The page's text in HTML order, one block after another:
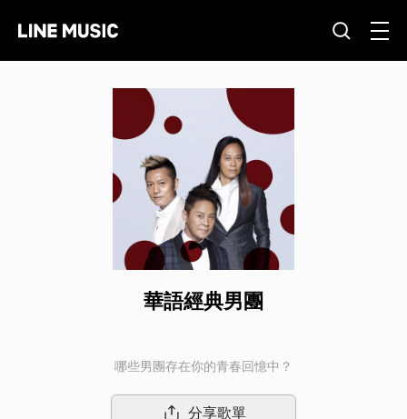
華語經典男團
哪些男團存在你的青春回憶中？
分享歌單